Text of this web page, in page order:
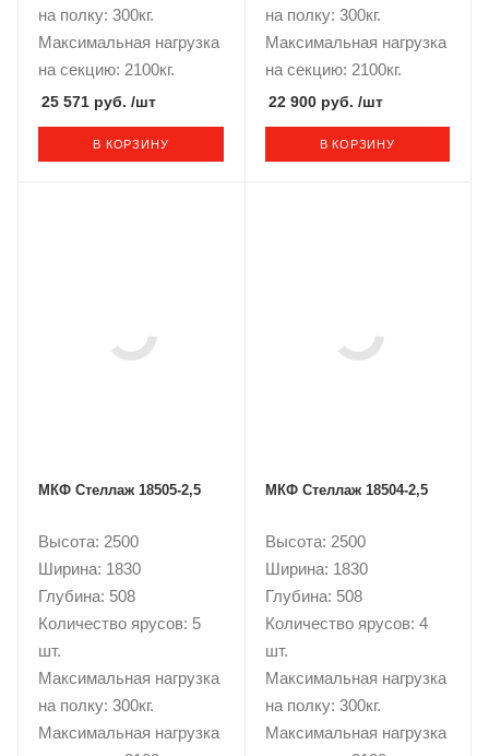
на полку: 300кг.
Максимальная нагрузка
на секцию: 2100кг.
25 571 руб. /шт
В КОРЗИНУ
на полку: 300кг.
Максимальная нагрузка
на секцию: 2100кг.
22 900 руб. /шт
В КОРЗИНУ
МКФ Стеллаж 18505-2,5
Высота: 2500
Ширина: 1830
Глубина: 508
Количество ярусов: 5
шт.
Максимальная нагрузка
на полку: 300кг.
Максимальная нагрузка
МКФ Стеллаж 18504-2,5
Высота: 2500
Ширина: 1830
Глубина: 508
Количество ярусов: 4
шт.
Максимальная нагрузка
на полку: 300кг.
Максимальная нагрузка